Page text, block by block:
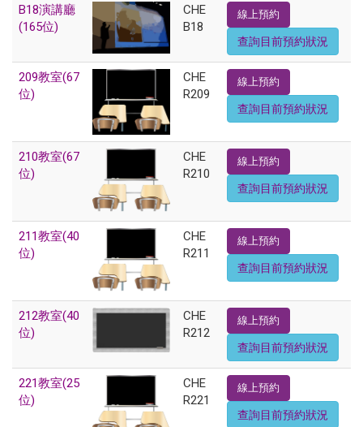
B18演講廳
(165位)
CHE
B18
線上預約
查詢目前預約狀況
209教室(67
位)
CHE
R209
線上預約
查詢目前預約狀況
210教室(67
位)
CHE
R210
線上預約
查詢目前預約狀況
211教室(40
位)
CHE
R211
線上預約
查詢目前預約狀況
212教室(40
位)
CHE
R212
線上預約
查詢目前預約狀況
221教室(25
位)
CHE
R221
線上預約
查詢目前預約狀況